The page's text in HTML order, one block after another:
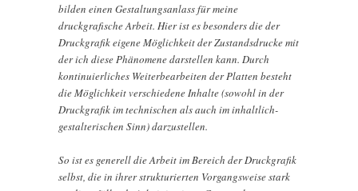
bilden einen Gestaltungsanlass für meine
druckgrafische Arbeit. Hier ist es besonders die der
Druckgrafik eigene Möglichkeit der Zustandsdrucke mit
der ich diese Phänomene darstellen kann. Durch
kontinuierliches Weiterbearbeiten der Platten besteht
die Möglichkeit verschiedene Inhalte (sowohl in der
Druckgrafik im technischen als auch im inhaltlich-
gestalterischen Sinn) darzustellen.
So ist es generell die Arbeit im Bereich der Druckgrafik
selbst, die in ihrer strukturierten Vorgangsweise stark